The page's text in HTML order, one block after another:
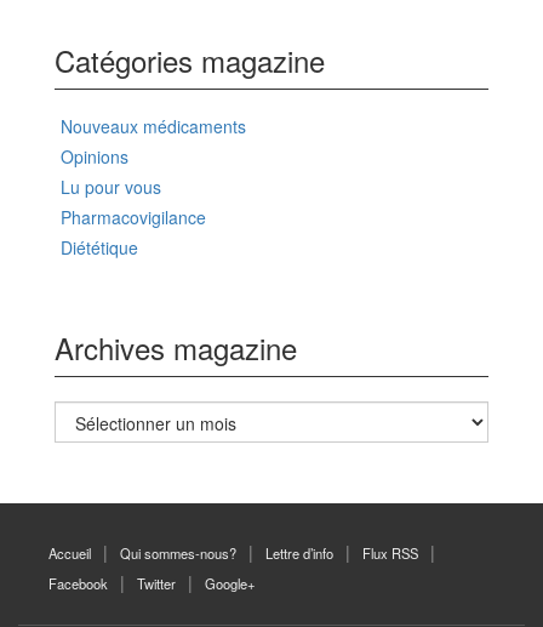
Catégories magazine
Nouveaux médicaments
Opinions
Lu pour vous
Pharmacovigilance
Diététique
Archives magazine
Archives
magazine
Accueil Qui sommes-nous? Lettre d’info
Flux RSS
Facebook
Twitter Google+